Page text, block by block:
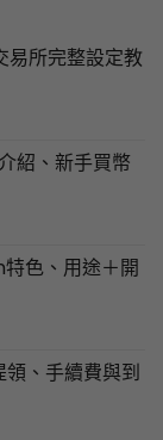
易所完整設定教
紹、新手買幣
色、用途＋開
、手續費與到